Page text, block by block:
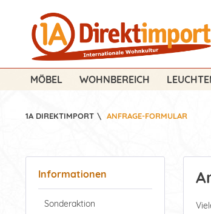
MÖBEL WOHNBEREICH
1A DIREKTIMPORT \ ANFRAGE-FORMULAR
Informationen
Sonderaktion